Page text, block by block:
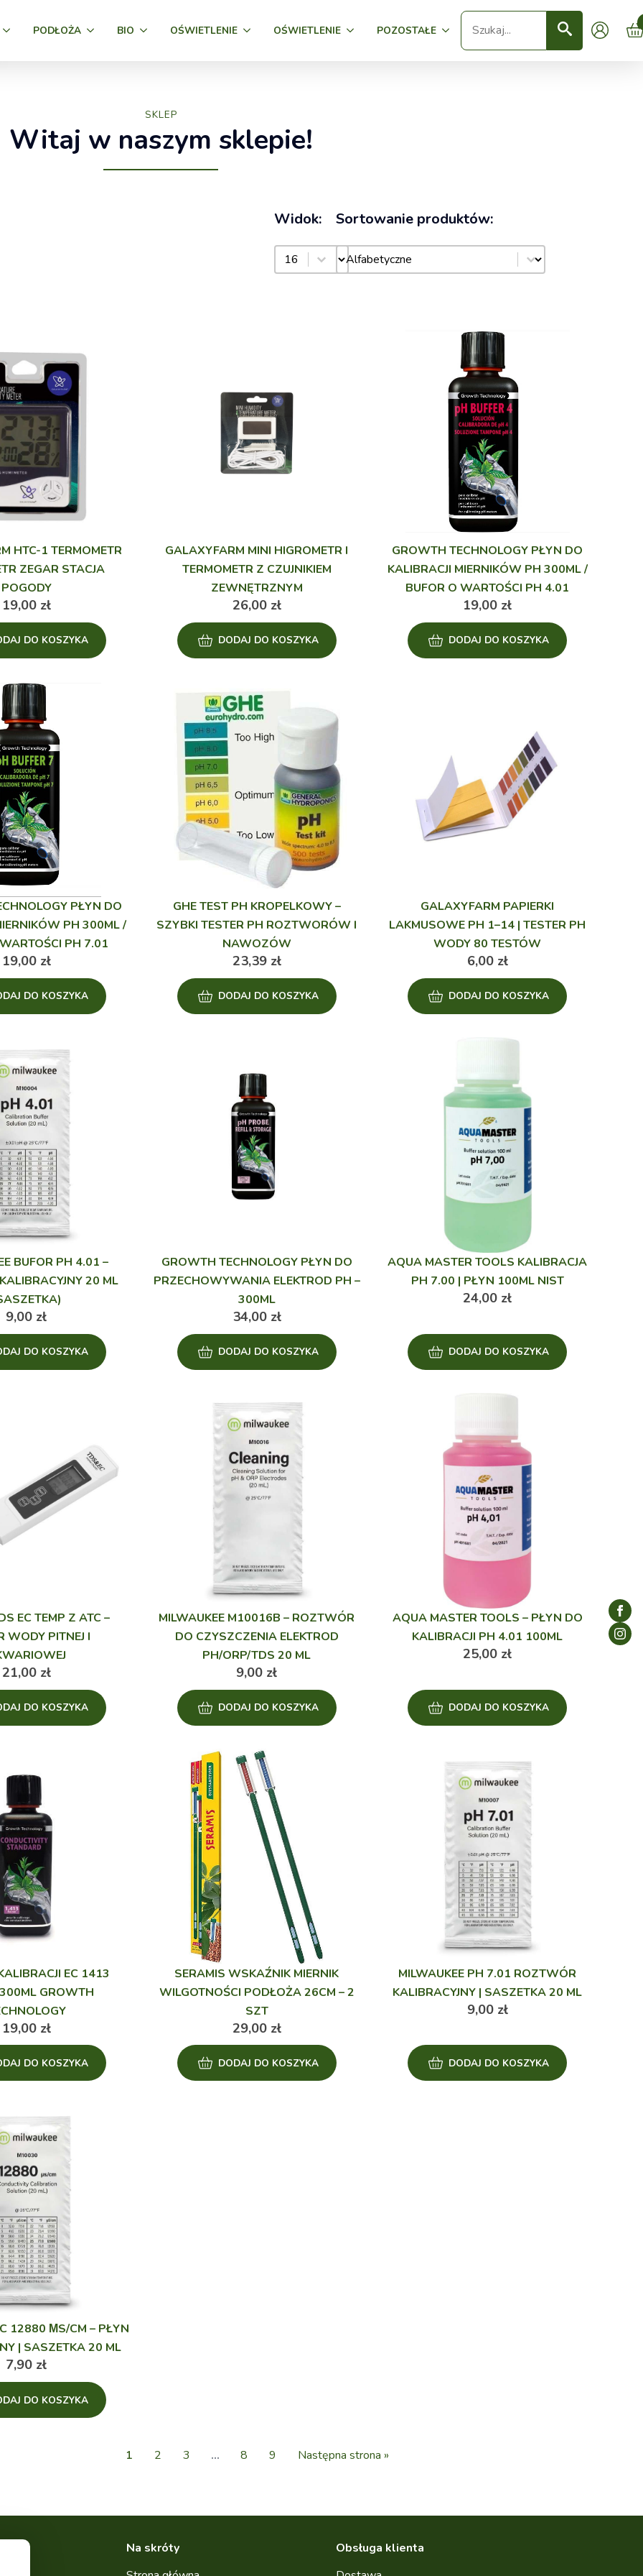
PODŁOŻA BIO OŚWIETLENIE OŚWIETLENIE POZOSTAŁE
Seearch
SKLEP
Witaj w naszym sklepie!
Widok:
Widok:
Sortowanie produktów:
Sortowanie produktów:
Sortowanie produktów:
HTC-1 TERMOMETR
ZEGAR STACJA
POGODY
19,00 zł
DO KOSZYKA
GALAXYFARM MINI HIGROMETR I
TERMOMETR Z CZUJNIKIEM
ZEWNĘTRZNYM
26,00 zł
DODAJ DO KOSZYKA
GROWTH TECHNOLOGY PŁYN DO
KALIBRACJI MIERNIKÓW PH 300ML /
BUFOR O WARTOŚCI PH 4.01
19,00 zł
DODAJ DO KOSZYKA
PŁYN DO
PH 300ML /
PH 7.01
19,00 zł
DO KOSZYKA
GHE TEST PH KROPELKOWY –
SZYBKI TESTER PH ROZTWORÓW I
NAWOZÓW
23,39 zł
DODAJ DO KOSZYKA
GALAXYFARM PAPIERKI
LAKMUSOWE PH 1–14 | TESTER PH
WODY 80 TESTÓW
6,00 zł
DODAJ DO KOSZYKA
BUFOR PH 4.01 –
20 ML
9,00 zł
DO KOSZYKA
GROWTH TECHNOLOGY PŁYN DO
PRZECHOWYWANIA ELEKTROD PH –
300ML
34,00 zł
DODAJ DO KOSZYKA
AQUA MASTER TOOLS KALIBRACJA
PH 7.00 | PŁYN 100ML NIST
24,00 zł
DODAJ DO KOSZYKA
EC TEMP Z ATC –
WODY PITNEJ I
21,00 zł
DO KOSZYKA
MILWAUKEE M10016B – ROZTWÓR
DO CZYSZCZENIA ELEKTROD
PH/ORP/TDS 20 ML
9,00 zł
DODAJ DO KOSZYKA
AQUA MASTER TOOLS – PŁYN DO
KALIBRACJI PH 4.01 100ML
25,00 zł
DODAJ DO KOSZYKA
EC 1413
GROWTH
19,00 zł
DO KOSZYKA
SERAMIS WSKAŹNIK MIERNIK
WILGOTNOŚCI PODŁOŻA 26CM – 2
SZT
29,00 zł
DODAJ DO KOSZYKA
MILWAUKEE PH 7.01 ROZTWÓR
KALIBRACYJNY | SASZETKA 20 ML
9,00 zł
DODAJ DO KOSZYKA
12880 ΜS/CM – PŁYN
| SASZETKA 20 ML
7,90 zł
DO KOSZYKA
1 2 3 … 8 9 Następna strona »
Na skróty
Obsługa klienta